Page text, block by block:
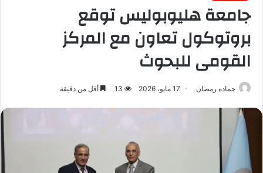
جامعة هليوبوليس توقع
بروتوكول تعاون مع المركز
القومى للبحوث
حماده رمضان 17 مايو، 2026 13 أقل من دقيقة